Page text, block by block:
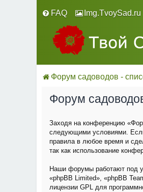
FAQ Img.TvoySad.ru
Форум садоводов -
Форум
Заходя на конференцию
следующими условиями.
правила в любое время и
так как использование
Наши форумы работают под
«phpBB Limited», «phpBB
лицензии GPL для